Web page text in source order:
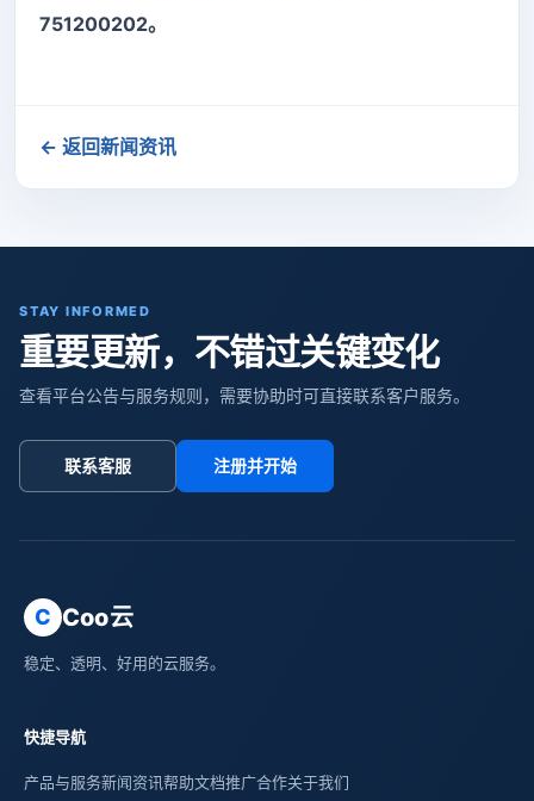
751200202。
← 返回新闻资讯
STAY INFORMED
重要更新，不错过关键变化
查看平台公告与服务规则，需要协助时可直接联系客户服务。
联系客服 注册并开始
C Coo云
稳定、透明、好用的云服务。
快捷导航
产品与服务新闻资讯帮助文档推广合作关于我们